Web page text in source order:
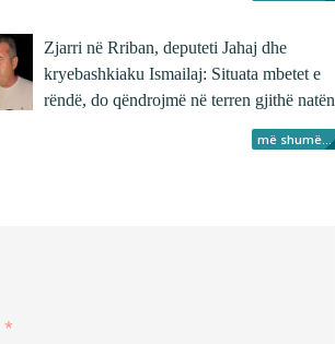
Zjarri në Rriban, deputeti Jahaj dhe
kryebashkiaku Ismailaj: Situata mbetet e
rëndë, do qëndrojmë në terren gjithë natën
më shumë...
*